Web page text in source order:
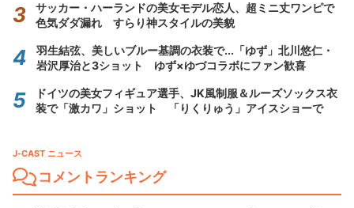
サッカー・ハーランドの美女モデル恋人、超ミニ丈ワンピで
色気ダダ漏れ すらり神スタイルの美貌
羽生結弦、美しいブルー基調の衣装で...「ゆず」北川悠仁・
岩沢厚治と3ショット ゆず×ゆづコラボにファン歓喜
ドイツの美女フィギュア選手、JK風制服＆ルーズソックス衣
装で「激カワ」ショット 「りくりゅう」アイスショーで
J-CAST ニュース
コメントランキング